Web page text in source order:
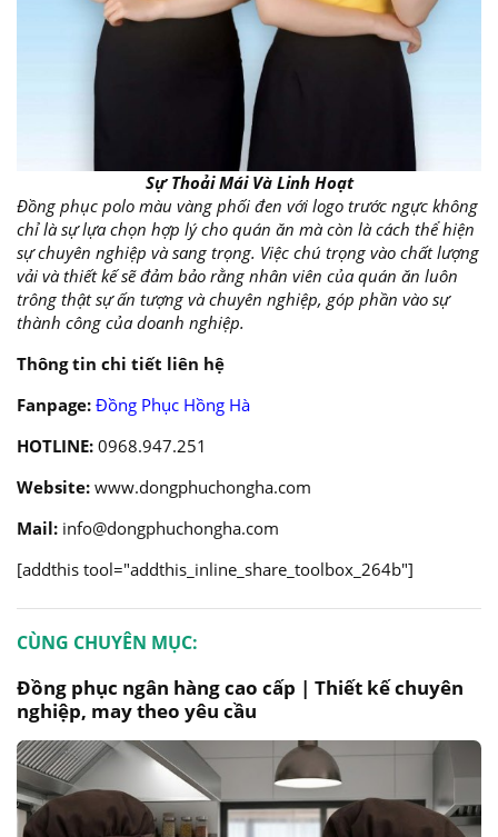
Sự Thoải Mái Và Linh Hoạt
Đồng phục polo màu vàng phối đen với logo trước ngực không
chỉ là sự lựa chọn hợp lý cho quán ăn mà còn là cách thể hiện
sự chuyên nghiệp và sang trọng. Việc chú trọng vào chất lượng
vải và thiết kế sẽ đảm bảo rằng nhân viên của quán ăn luôn
trông thật sự ấn tượng và chuyên nghiệp, góp phần vào sự
thành công của doanh nghiệp.
Thông tin chi tiết liên hệ
Fanpage: Đồng Phục Hồng Hà
HOTLINE: 0968.947.251
Website: www.dongphuchongha.com
Mail: info@dongphuchongha.com
[addthis tool="addthis_inline_share_toolbox_264b"]
CÙNG CHUYÊN MỤC:
Đồng phục ngân hàng cao cấp | Thiết kế chuyên
nghiệp, may theo yêu cầu